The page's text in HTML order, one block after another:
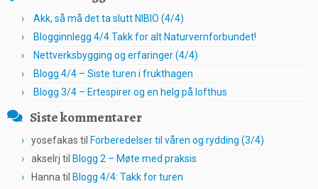
Akk, så må det ta slutt NIBIO (4/4)
Blogginnlegg 4/4 Takk for alt Naturvernforbundet!
Nettverksbygging og erfaringer (4/4)
Blogg 4/4 – Siste turen i frukthagen
Blogg 3/4 – Ertespirer og en helg på lofthus
Siste kommentarer
yosefakas til Forberedelser til våren og rydding (3/4)
akselrj til Blogg 2 – Møte med praksis
Hannatil Blogg 4/4: Takk for turen